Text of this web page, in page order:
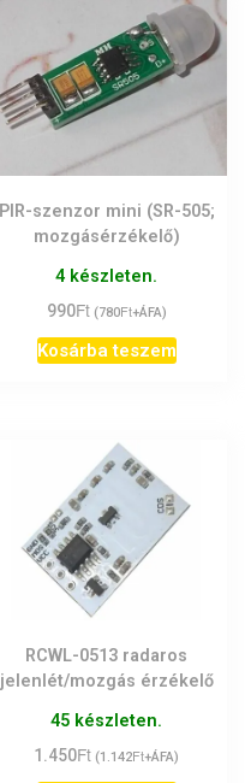
PIR-szenzor mini (SR-505;
mozgásérzékelő)
4 készleten.
990Ft (780Ft+ÁFA)
Kosárba teszem
RCWL-0513 radaros
jelenlét/mozgás érzékelő
45 készleten.
1.450Ft (1.142Ft+ÁFA)